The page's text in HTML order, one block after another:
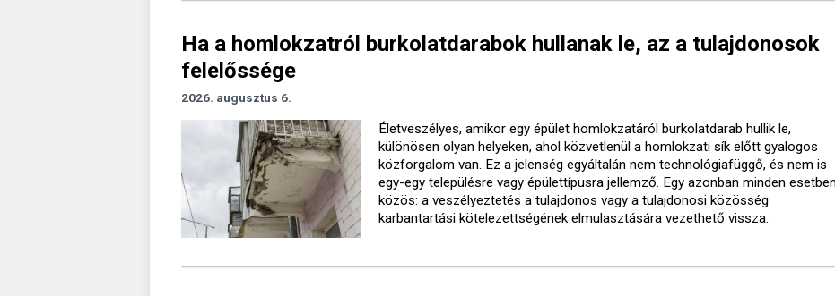
Ha a homlokzatról burkolatdarabok hullanak le, az a tulajdonosok
felelőssége
2026. augusztus 6.
Életveszélyes, amikor egy épület homlokzatáról burkolatdarab hullik le,
különösen olyan helyeken, ahol közvetlenül a homlokzati sík előtt gyalogos
közforgalom van. Ez a jelenség egyáltalán nem technológiafüggő, és nem is
egy-egy településre vagy épülettípusra jellemző. Egy azonban minden
közös: a veszélyeztetés a tulajdonos vagy a tulajdonosi közösség
karbantartási kötelezettségének elmulasztására vezethető vissza.